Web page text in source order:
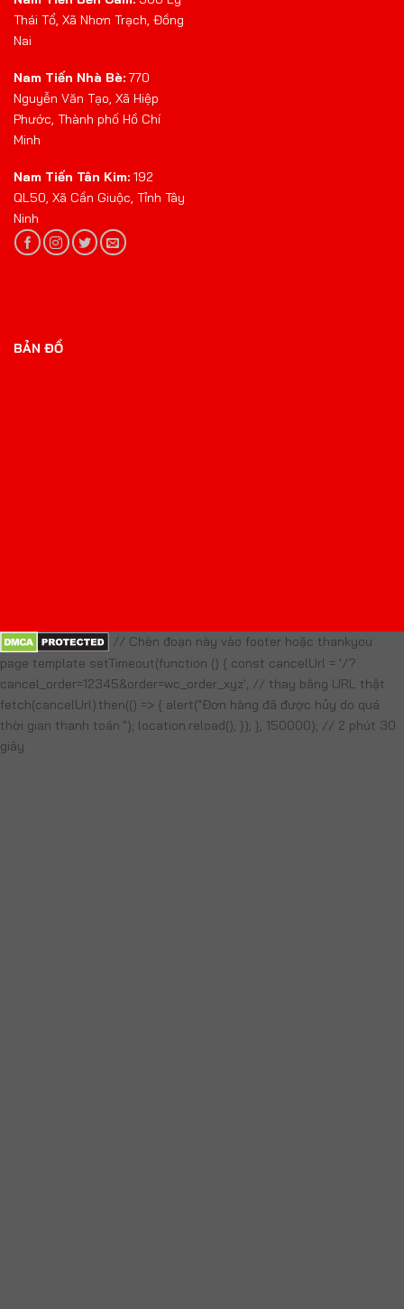
Thái Tổ, Xã Nhơn Trạch, Đồng
Nai
Nam Tiến Nhà Bè: 770
Nguyễn Văn Tạo, Xã Hiệp
Phước, Thành phố Hồ Chí
Minh
Nam Tiến Tân Kim: 192
QL50, Xã Cần Giuộc, Tỉnh Tây
Ninh
BẢN ĐỒ
// Chèn đoạn này vào footer hoặc thankyou
page template setTimeout(function () { const cancelUrl = '/?
cancel_order=12345&order=wc_order_xyz'; // thay bằng URL thật
fetch(cancelUrl).then(() => { alert("Đơn hàng đã được hủy do quá
thời gian thanh toán."); location.reload(); }); }, 150000); // 2 phút 30
giây